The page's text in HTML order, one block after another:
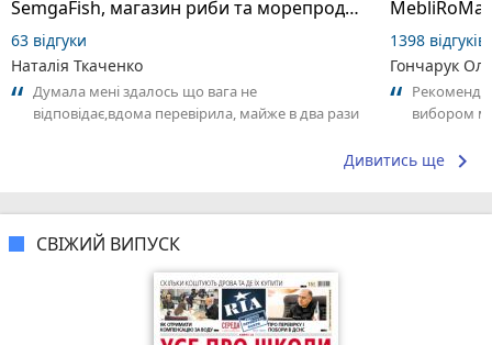
SemgaFish, магазин риби та морепродуктів
63 відгуки
Наталія Ткаченко
Думала мені здалось що вага не
відповідає,вдома перевірила, майже в два рази
1398 відгуків
Гончарук
вибором
Дивитись ще keyboard_arrow_right
СВІЖИЙ ВИПУСК